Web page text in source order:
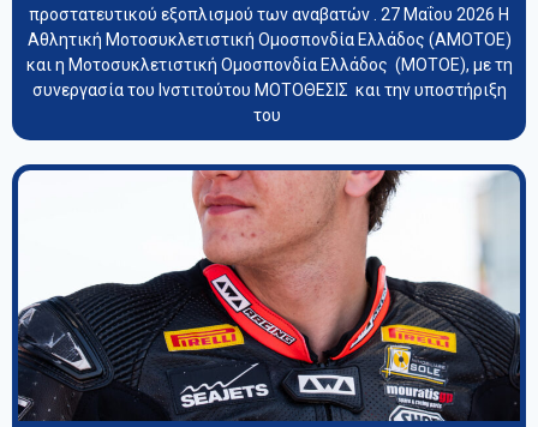
προστατευτικού εξοπλισμού των αναβατών . 27 Μαΐου 2026 Η
Αθλητική Μοτοσυκλετιστική Ομοσπονδία Ελλάδος (ΑΜΟΤΟΕ)
και η Μοτοσυκλετιστική Ομοσπονδία Ελλάδος (ΜΟΤΟΕ), με τη
συνεργασία του Ινστιτούτου ΜΟΤΟΘΕΣΙΣ και την υποστήριξη
του